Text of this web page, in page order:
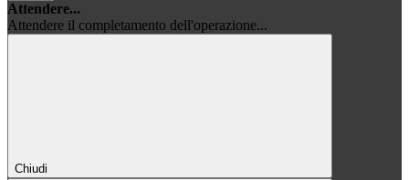
Attendere...
Attendere il completamento dell'operazione...
Chiudi